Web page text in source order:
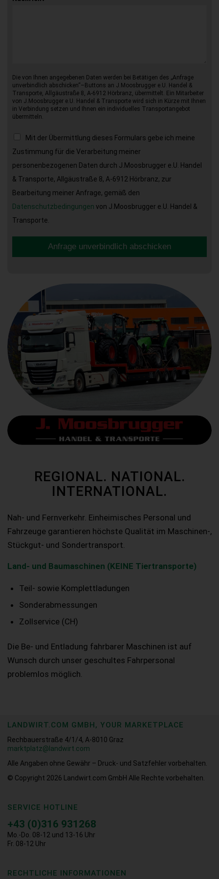
Die von Ihnen angegebenen Daten werden bei Betätigen des „Anfrage
unverbindlich abschicken“–Buttons an J.Moosbrugger e.U. Handel &
Transporte, Allgäustraße 8, A-6912 Hörbranz, übermittelt. Ein Mitarbeiter
von J.Moosbrugger e.U. Handel & Transporte wird sich in Kürze mit Ihnen
in Verbindung setzen und Ihnen ein individuelles Transportangebot
übermitteln.
Mit der Übermittlung dieses Formulars gebe ich meine
Zustimmung für die Verarbeitung meiner
personenbezogenen Daten durch J.Moosbrugger e.U. Handel
& Transporte, Allgäustraße 8, A-6912 Hörbranz, zur
Bearbeitung meiner Anfrage, gemäß den
Datenschutzbedingungen von J.Moosbrugger e.U. Handel &
Transporte.
Anfrage unverbindlich abschicken
REGIONAL. NATIONAL.
INTERNATIONAL.
Nah- und Fernverkehr. Einheimisches Personal und
Fahrzeuge garantieren höchste Qualität im Maschinen-,
Stückgut- und Sondertransport.
Land- und Baumaschinen (KEINE Tiertransporte)
Teil- sowie Komplettladungen
Sonderabmessungen
Zollservice (CH)
Die Be- und Entladung fahrbarer Maschinen ist auf
Wunsch durch unser geschultes Fahrpersonal
problemlos möglich.
LANDWIRT.COM GMBH, YOUR MARKETPLACE
Rechbauerstraße 4/1/4, A-8010 Graz
marktplatz@landwirt.com
Alle Angaben ohne Gewähr – Druck- und Satzfehler vorbehalten.
© Copyright 2026
Landwirt.com GmbH Alle Rechte vorbehalten.
SERVICE HOTLINE
+43 (0)316 931268
Mo.-Do. 08-12 und 13-16 Uhr
Fr. 08-12 Uhr
RECHTLICHE INFORMATIONEN